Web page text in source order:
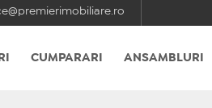
CUMPARARI ANSAMBLURI